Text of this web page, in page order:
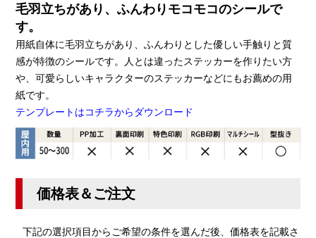
毛羽立ちがあり、ふんわりモコモコのシールで
す。
用紙自体に毛羽立ちがあり、ふんわりとした優しい手触りと質
感が特徴のシールです。人とは違ったステッカーを作りたい方
や、可愛らしいキャラクターのステッカーなどにもお薦めの用
紙です。
テンプレートはコチラからダウンロード
価格表＆ご注文
下記の選択項目からご希望の条件を選んだ後、価格表を記載さ